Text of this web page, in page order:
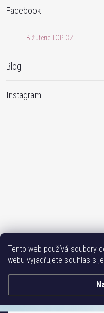
Tento web používá soubory
webu vyjadřujete souhlas s
Facebook
Bižuterie TOP CZ
Blog
Instagram